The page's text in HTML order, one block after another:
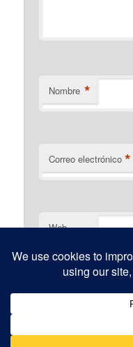
Nombre *
Correo electrónico *
Web